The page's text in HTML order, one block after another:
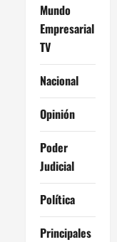
Mundo
Empresarial
TV
Nacional
Opinión
Poder
Judicial
Política
Principales